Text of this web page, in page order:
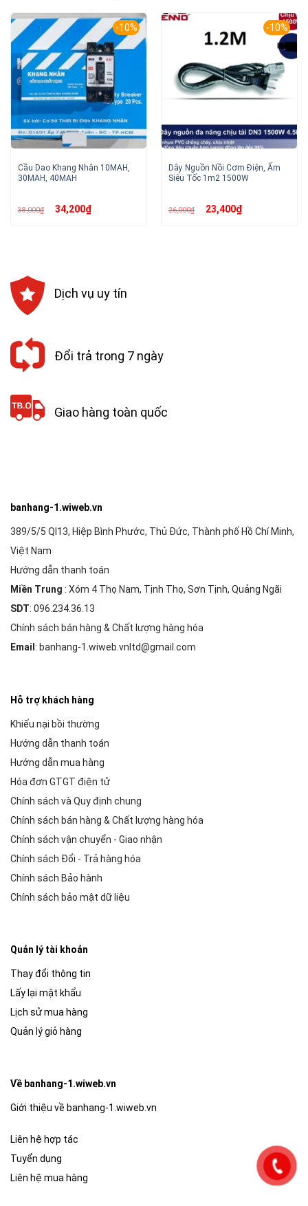
-10%
Cầu Dao Khang Nhân 10MAH,
30MAH, 40MAH
38,000₫ Giá
gốc34,200₫Giá
-10%
Dây Nguồn Nồi Cơm Điện, Ấm
Siêu Tốc 1m2 1500W
26,000₫ Giá
gốc23,400₫Giá
Dịch vụ uy tín
Đổi trả trong 7 ngày
Giao hàng toàn quốc
banhang-1.wiweb.vn
389/5/5 Ql13, Hiệp Bình Phước, Thủ Đức, Thành phố Hồ Chí Minh,
Việt Nam
Hướng dẫn thanh toán
Miền Trung : Xóm 4 Thọ Nam, Tịnh Thọ, Sơn Tịnh, Quảng Ngãi
SDT: 096.234.36.13
Chính sách bán hàng & Chất lượng hàng hóa
Email : banhang-1.wiweb.vnltd@gmail.com
Hỗ trợ khách hàng
Khiếu nại bồi thường
Hướng dẫn thanh toán
Hướng dẫn mua hàng
Hóa đơn GTGT điện tử
Chính sách và Quy định chung
Chính sách bán hàng & Chất lượng hàng hóa
Chính sách vận chuyển - Giao nhận
Chính sách Đổi - Trả hàng hóa
Chính sách Bảo hành
Chính sách bảo mật dữ liệu
Quản lý tài khoản
Thay đổi thông tin
Lấy lại mật khẩu
Lịch sử mua hàng
Quản lý giỏ hàng
Về banhang-1.wiweb.vn
Giới thiệu về banhang-1.wiweb.vn
Liên hệ hợp tác
Tuyển dụng
Liên hệ mua hàng